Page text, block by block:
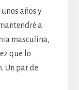
años y
a
masculina,
que lo
Un par de